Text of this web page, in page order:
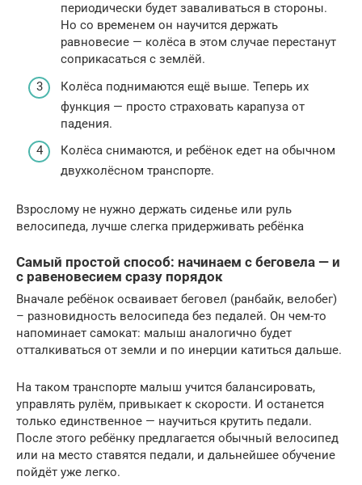
периодически будет заваливаться в стороны.
Но со временем он научится держать
равновесие — колёса в этом случае перестанут
соприкасаться с землёй.
Колёса поднимаются ещё выше. Теперь их
функция — просто страховать карапуза от
падения.
Колёса снимаются, и ребёнок едет на обычном
двухколёсном транспорте.
Взрослому не нужно держать сиденье или руль
велосипеда, лучше слегка придерживать ребёнка
Самый простой способ: начинаем с беговела — и
с равеновесием сразу порядок
Вначале ребёнок осваивает беговел (ранбайк, велобег)
– разновидность велосипеда без педалей. Он чем-то
напоминает самокат: малыш аналогично будет
отталкиваться от земли и по инерции катиться дальше.
На таком транспорте малыш учится балансировать,
управлять рулём, привыкает к скорости. И останется
только единственное — научиться крутить педали.
После этого ребёнку предлагается обычный велосипед
или на место ставятся педали, и дальнейшее обучение
пойдёт уже легко.